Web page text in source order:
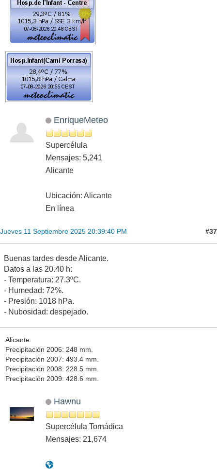
EnriqueMeteo
Supercélula
Mensajes: 5,241
Alicante
Ubicación: Alicante
En línea
Jueves 11 Septiembre 2025 20:39:40 PM #37
Buenas tardes desde Alicante.
Datos a las 20.40 h:
- Temperatura: 27.3ºC.
- Humedad: 72%.
- Presión: 1018 hPa.
- Nubosidad: despejado.
Alicante.
Precipitación 2006: 248 mm.
Precipitación 2007: 493.4 mm.
Precipitación 2008: 228.5 mm.
Precipitación 2009: 428.6 mm.
Hawnu
Supercélula Tornádica
Mensajes: 21,674